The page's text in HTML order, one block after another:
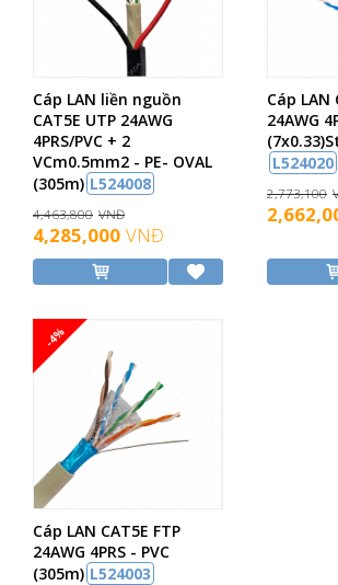
Cáp LAN liền nguồn
CAT5E UTP 24AWG
4PRS/PVC + 2
VCm0.5mm2 - PE- OVAL
(305m) L524008
4,463,800 VNĐ
4,285,000 VNĐ
Cáp LAN
24AWG
L524020
2,773,100
-4%
Cáp LAN CAT5E FTP
24AWG 4PRS - PVC
(305m) L524003